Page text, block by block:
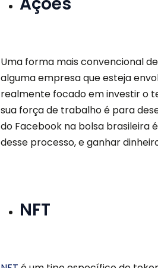
Uma forma mais convencional
alguma empresa que esteja
realmente focado em investir o
sua força de trabalho é para
do Facebook na bolsa brasileira
desse processo, e ganhar
NFT